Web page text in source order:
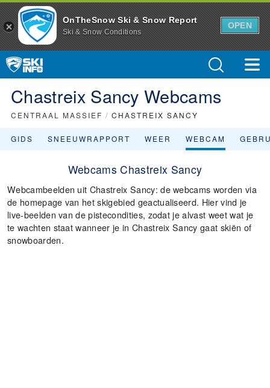
OnTheSnow Ski & Snow Report
Ski & Snow Conditions
OPEN
Chastreix Sancy Webcams
CENTRAAL MASSIEF / CHASTREIX SANCY
GIDS SNEEUWRAPPORT WEER WEBCAM
Webcams Chastreix Sancy
Webcambeelden uit Chastreix Sancy: de webcams worden via
de homepage van het skigebied geactualiseerd. Hier vind je
live-beelden van de pistecondities, zodat je alvast weet wat je
te wachten staat wanneer je in Chastreix Sancy gaat skiën of
snowboarden.